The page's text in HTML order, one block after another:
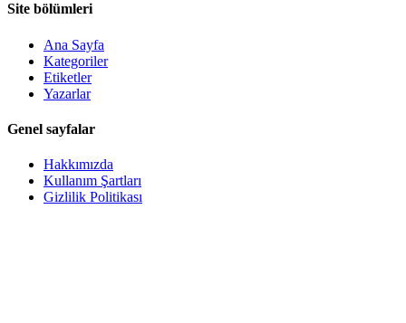
Site bölümleri
Ana Sayfa
Kategoriler
Etiketler
Yazarlar
Genel sayfalar
Hakkımızda
Kullanım Şartları
Gizlilik Politikası